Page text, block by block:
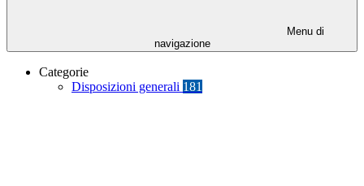
Menu di
navigazione
Categorie
Disposizioni generali 181